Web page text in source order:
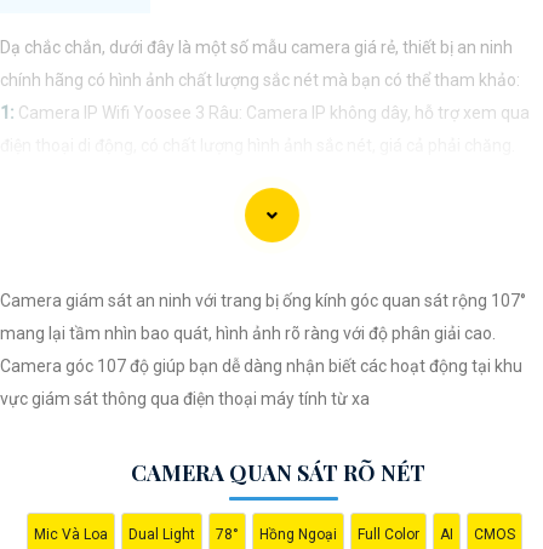
Dạ chắc chắn, dưới đây là một số mẫu camera giá rẻ, thiết bị an ninh
chính hãng có hình ảnh chất lượng sắc nét mà bạn có thể tham khảo:
1: Camera IP Wifi Yoosee 3 Râu: Camera IP không dây, hỗ trợ xem qua
Full HD, hỗ trợ xoay 360 độ, phù hợp cho việc lắp đặt trong nhà hoặc
chất lượng 1MP, có khả năng quan sát ban đêm tốt, sắc nét.
🔖4:Camera Dahua HAC-HDBW1200RP-Z: Camera dome chất lượng
2MP, hỗ trợ các tính năng như chống ngược sáng, chống nước.
Nhớ kiểm tra kỹ thông số kỹ thuật cũng như nguồn gốc xuất xứ của sản
Camera giám sát an ninh với trang bị ống kính góc quan sát rộng 107°
mang lại tầm nhìn bao quát, hình ảnh rõ ràng với độ phân giải cao.
Camera góc 107 độ giúp bạn dễ dàng nhận biết các hoạt động tại khu
vực giám sát thông qua điện thoại máy tính từ xa
CAMERA QUAN SÁT RÕ NÉT
Mic Và Loa Dual Light 78° Hồng Ngoại Full Color AI CMOS